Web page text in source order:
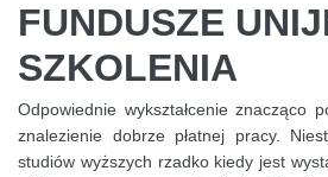
FUNDUSZE
SZKOLENIA
Odpowiednie wykształcenie znacząco
znalezienie dobrze płatnej pracy.
studiów wyższych rzadko kiedy jest